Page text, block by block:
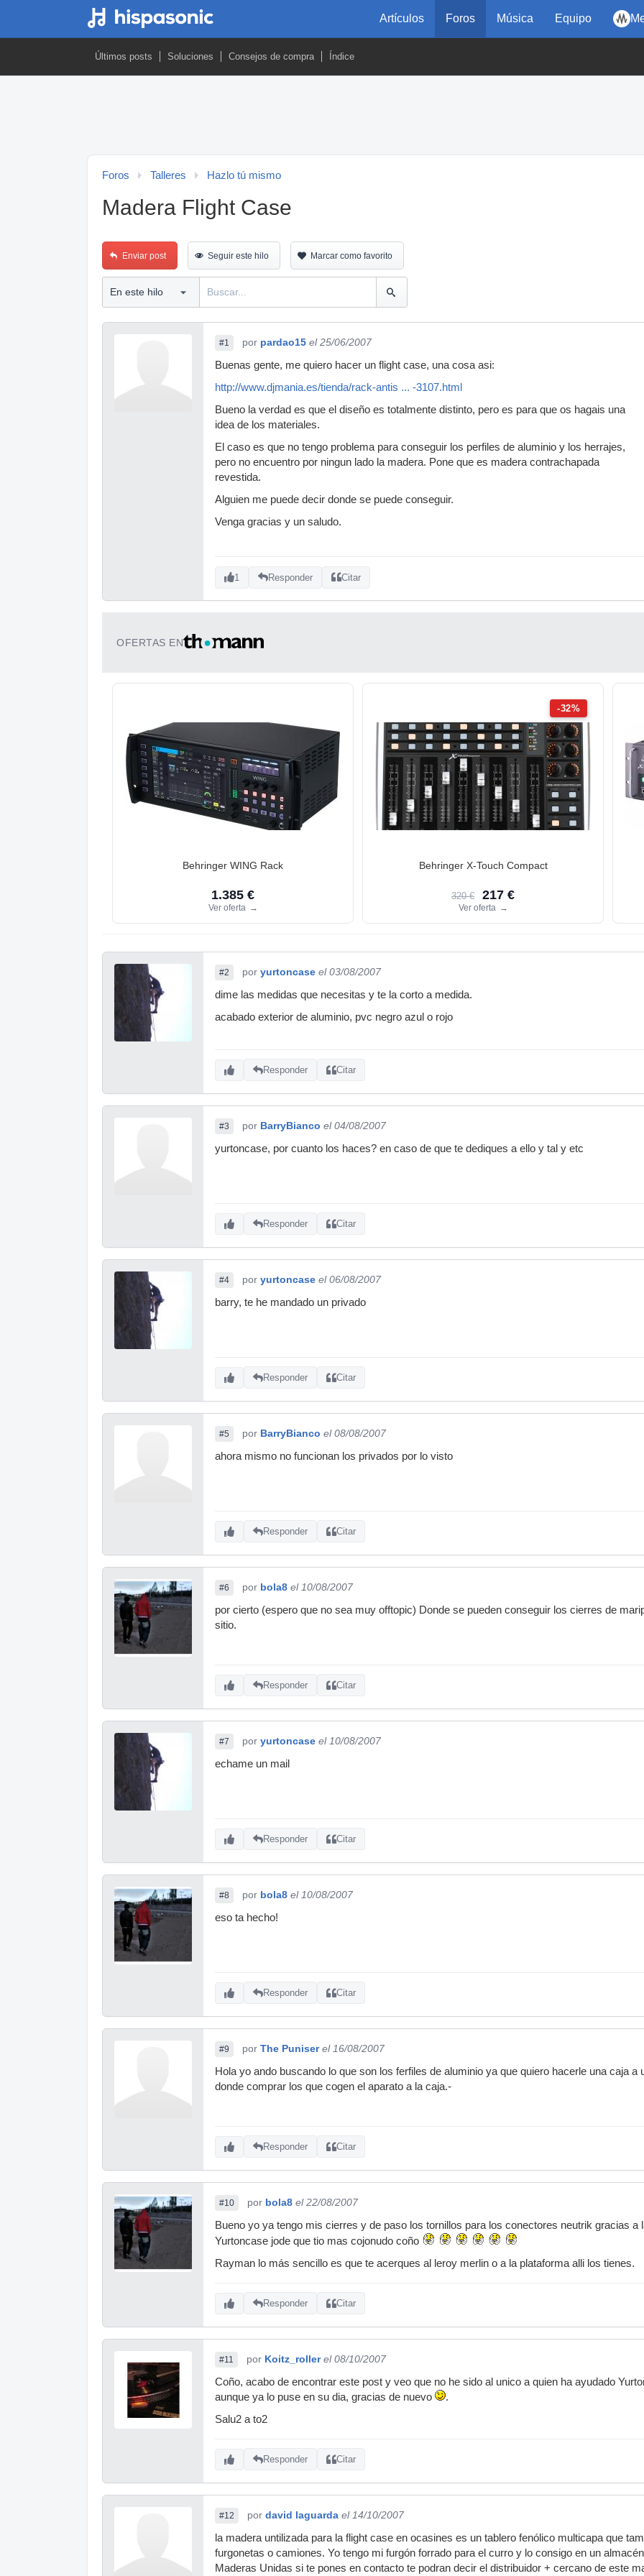
Artículos Foros Música Equipo
Últimos posts Soluciones Consejos de compra Índice
Foros Talleres Hazlo tú mismo
Madera Flight Case
Enviar post Seguir este hilo Marcar como favorito
#1 por pardao15 el 25/06/2007
Buenas gente, me quiero hacer un flight case, una cosa asi:
http://www.djmania.es/tienda/rack-antis ... -3107.html
Bueno la verdad es que el diseño es totalmente distinto, pero es para que os hagais una
idea de los materiales.
El caso es que no tengo problema para conseguir los perfiles de aluminio y los herrajes,
pero no encuentro por ningun lado la madera. Pone que es madera contrachapada
revestida.
Alguien me puede decir donde se puede conseguir.
Venga gracias y un saludo.
1 Responder Citar
OFERTAS EN
Behringer WING Rack
1.385 €
Ver oferta →
-32%
Behringer X-Touch Compact
320 € 217 €
Ver oferta →
#2 por yurtoncase el 03/08/2007
dime las medidas que necesitas y te la corto a medida.
acabado exterior de aluminio, pvc negro azul o rojo
Responder Citar
#3 por BarryBianco el 04/08/2007
yurtoncase, por cuanto los haces? en caso de que te dediques a ello y tal y etc
Responder Citar
#4 por yurtoncase el 06/08/2007
barry, te he mandado un privado
Responder Citar
#5 por BarryBianco el 08/08/2007
ahora mismo no funcionan los privados por lo visto
Responder Citar
#6 por bola8 el 10/08/2007
por cierto (espero que no sea muy offtopic) Donde se pueden conseguir los cierres de
sitio.
Responder Citar
#7 por yurtoncase el 10/08/2007
echame un mail
Responder Citar
#8 por bola8 el 10/08/2007
eso ta hecho!
Responder Citar
#9 por The Puniser el 16/08/2007
Hola yo ando buscando lo que son los ferfiles de aluminio ya que quiero hacerle una caja
donde comprar los que cogen el aparato a la caja.-
Responder Citar
#10 por bola8 el 22/08/2007
Bueno yo ya tengo mis cierres y de paso los tornillos para los conectores neutrik gracias a
Yurtoncase jode que tio mas cojonudo coño
Rayman lo más sencillo es que te acerques al leroy merlin o a la plataforma alli los tienes.
Responder Citar
#11 por Koitz_roller el 08/10/2007
Coño, acabo de encontrar este post y veo que no he sido al unico a quien ha ayudado
aunque ya lo puse en su dia, gracias de nuevo
.
Salu2 a to2
Responder Citar
#12 por david laguarda el 14/10/2007
la madera untilizada para la flight case en ocasines es un tablero fenólico multicapa que
furgonetas o camiones. Yo tengo mi furgón forrado para el curro y lo consigo en un
Maderas Unidas si te pones en contacto te podran decir el distribuidor + cercano de este